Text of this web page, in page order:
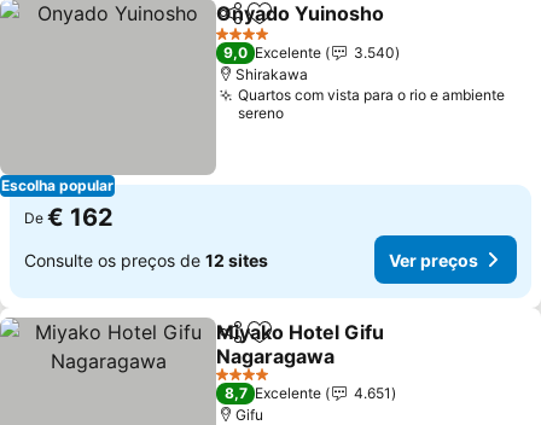
Escolha popular
PartilharAdicionar aos favoritos
Onyado Yuinosho
4 Estrelas
9,0 Excelente
3.540
Shirakawa
Quartos com vista para o rio e ambiente
sereno
De € 162
Consulte os preços de 12 sites Ver preços
PartilharAdicionar aos favoritos
Miyako Hotel Gifu
Nagaragawa
Ver preços
4 Estrelas
8,7 Excelente
4.651
Gifu